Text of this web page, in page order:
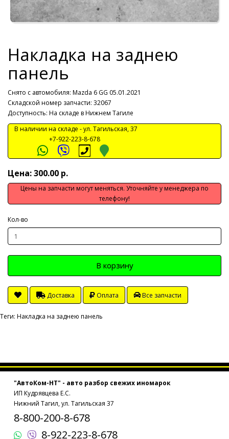
Накладка на заднею
панель
Снято с автомобиля: Mazda 6 GG 05.01.2021
Складской номер запчасти: 32067
Доступность: На складе в Нижнем Тагиле
В наличии на складе -ул. Тагильская, 37
+7-922-223-8-678
Цена: 300.00 р.
Цены на запчасти могут меняться. Уточняйте у менеджера по
телефону!
Кол-во
В корзину
Доставка Оплата Все запчасти
Теги: Накладка на заднею панель
"АвтоКом-НТ" - авто разбор свежих иномарок
ИП Кудрявцева Е.С.
Нижний Тагил, ул. Тагильская 37
8-800-200-8-678
8-922-223-8-678